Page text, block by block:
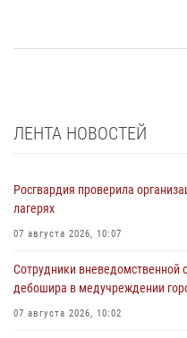
ЛЕНТА НОВОСТЕЙ
Росгвардия проверила
лагерях
07 августа 2026, 10:07
Сотрудники вневедомственной
дебошира в медучреждении
07 августа 2026, 10:02